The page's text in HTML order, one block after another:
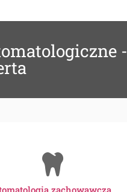
-
zachowawcza